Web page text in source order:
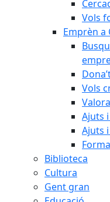
Vols
Emprèn a
Vols
Ajuts
Ajuts
Biblioteca
Cultura
Gent gran